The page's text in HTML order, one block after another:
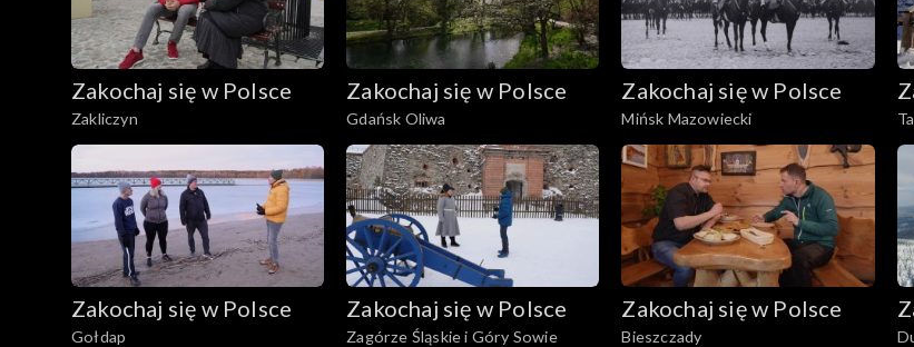
Zakochaj się w Polsce
Zakliczyn
Zakochaj się w Polsce
Gdańsk Oliwa
Zakochaj się w Polsce
Mińsk Mazowiecki
Zakochaj się w Polsce
Gołdap
Zakochaj się w Polsce
Zagórze Śląskie i Góry Sowie
Zakochaj się w Polsce
Bieszczady